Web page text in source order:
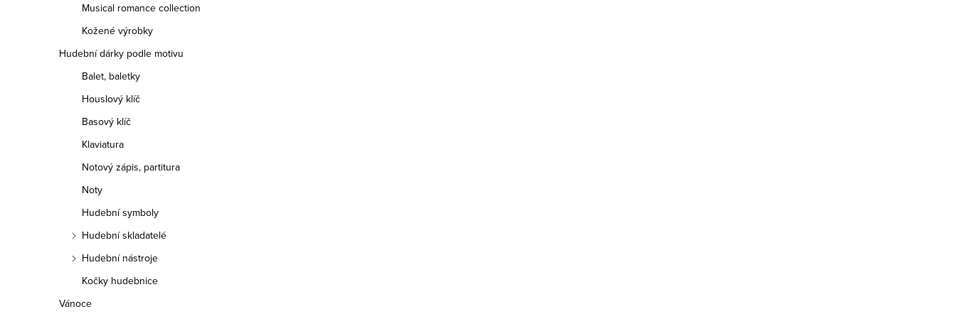
Musical romance collection
Kožené výrobky
Hudební dárky podle motivu
Balet, baletky
Houslový klíč
Basový klíč
Klaviatura
Notový zápis, partitura
Noty
Hudební symboly
Hudební skladatelé
Hudební nástroje
Kočky hudebnice
Vánoce